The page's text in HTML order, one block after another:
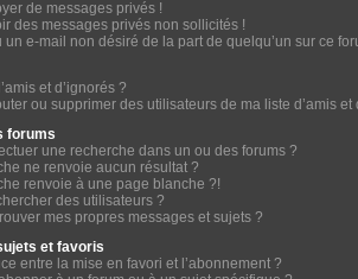
de messages privés !
des messages privés non sollicités !
un e-mail non désiré de la part de quelqu’un sur ce
et d’ignorés ?
ou supprimer des utilisateurs de ma liste d’amis et
forums
une recherche dans un ou des forums ?
ne renvoie aucun résultat ?
renvoie à une page blanche ?!
des utilisateurs ?
mes propres messages et sujets ?
et favoris
entre la mise en favori et l’abonnement ?